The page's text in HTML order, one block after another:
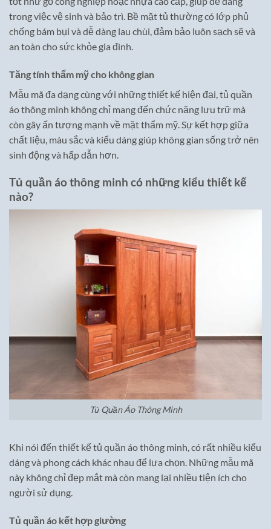
trong việc vệ sinh và bảo trì. Bề mặt tủ thường có lớp phủ
chống bám bụi và dễ dàng lau chùi, đảm bảo luôn sạch sẽ và
an toàn cho sức khỏe gia đình.
Tăng tính thẩm mỹ cho không gian
Mẫu mã đa dạng cùng với những thiết kế hiện đại, tủ quần
áo thông minh không chỉ mang đến chức năng lưu trữ mà
còn gây ấn tượng mạnh về mặt thẩm mỹ. Sự kết hợp giữa
chất liệu, màu sắc và kiểu dáng giúp không gian sống trở nên
sinh động và hấp dẫn hơn.
Tủ quần áo thông minh có những kiểu thiết kế
nào?
Tủ Quần Áo Thông Minh
Khi nói đến thiết kế tủ quần áo thông minh, có rất nhiều kiểu
dáng và phong cách khác nhau để lựa chọn. Những mẫu mã
này không chỉ đẹp mắt mà còn mang lại nhiều tiện ích cho
người sử dụng.
Tủ quần áo kết hợp giường